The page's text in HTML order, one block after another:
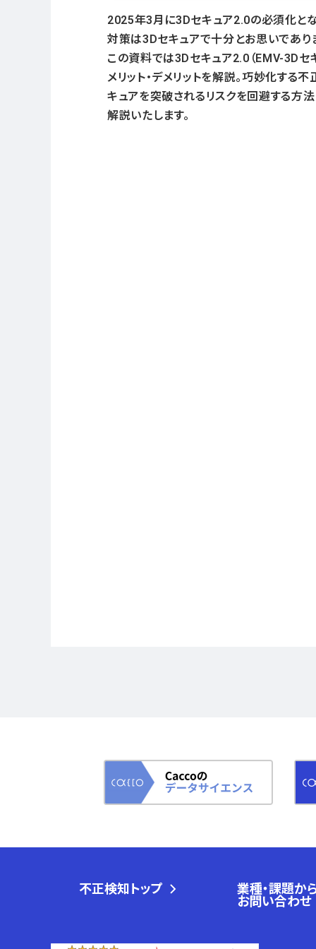
2025年3月に3Dセキュア2.0の必須化と
対策は3Dセキュアで十分とお思いであり
この資料では3Dセキュア2.0（EMV-3Dセ
メリット・デメリットを解説。巧妙化する不
キュアを突破されるリスクを回避する方
解説いたします。
不正検知トップ
業種・課題か
お問い合わせ